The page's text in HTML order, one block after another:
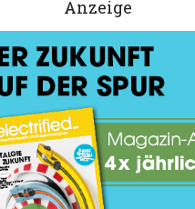
Anzeige